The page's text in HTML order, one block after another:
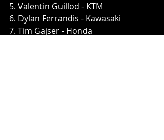
5. Valentin Guillod - KTM
6. Dylan Ferrandis - Kawasaki
7. Tim Gajser - Honda